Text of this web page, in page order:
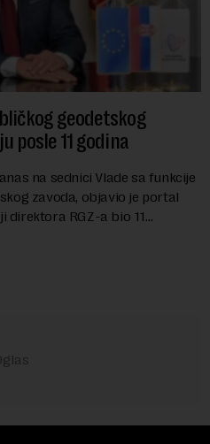
geodetskog
posle 11 godina
na sednici Vlade sa funkcije
zavoda, objavio je portal
direktora RGZ-a bio 11